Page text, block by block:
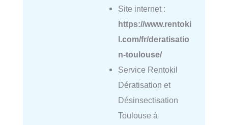
Site internet :
https://www.rentoki
l.com/fr/deratisatio
n-toulouse/
Service Rentokil
Dératisation et
Désinsectisation
Toulouse à